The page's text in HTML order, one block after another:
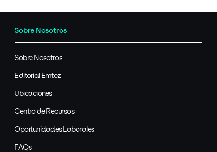
pagepage
Sobre Nosotros
Sobre Nosotros
Editorial Emtez
Ubicaciones
Centro de Recursos
Oportunidades Laborales
FAQs